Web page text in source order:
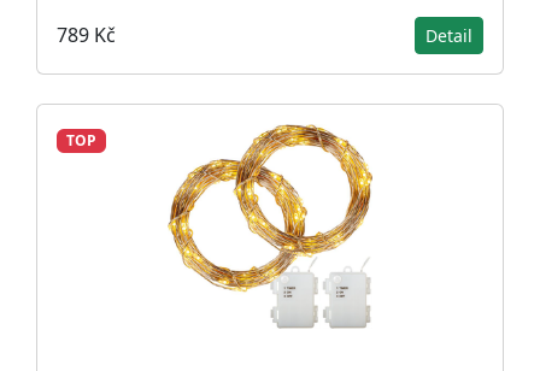
789 Kč Detail
TOP